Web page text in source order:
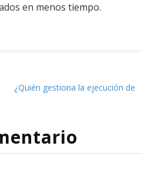
en menos tiempo.
¿Quién gestiona la ejecución de